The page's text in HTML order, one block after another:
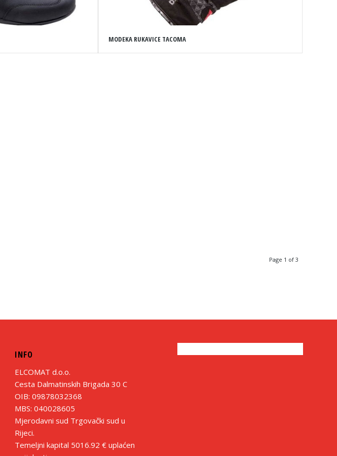
MODEKA RUKAVICE TACOMA
Page 1 of 3
INFO
ELCOMAT d.o.o.
Cesta Dalmatinskih Brigada 30 C
OIB: 09878032368
MBS: 040028605
Mjerodavni sud Trgovački sud u
Rijeci.
Temeljni kapital 5016.92 € uplaćen